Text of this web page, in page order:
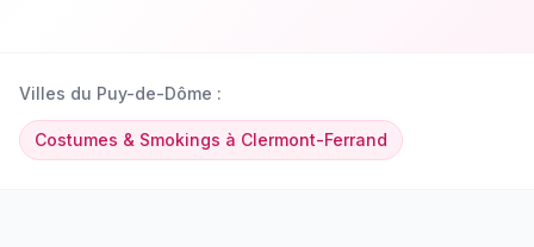
Villes du Puy-de-Dôme :
Costumes & Smokings à Clermont-Ferrand